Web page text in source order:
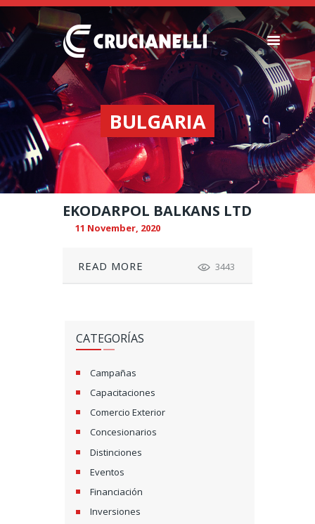
BULGARIA
SEEDERS
FERTILIZER
SPREADERS
ABOUT US
DEALERSHIPS
NEWS
COMPANY
CONTACT
EKODARPOL BALKANS LTD
11 November, 2020
READ MORE 3443
CATEGORÍAS
Campañas
Capacitaciones
Comercio Exterior
Concesionarios
Distinciones
Eventos
Financiación
Inversiones